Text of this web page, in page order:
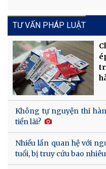
TƯ VẤN PHÁP LUẬT
Không tự nguyện thi
tiền lãi?
Nhiều lần quan hệ với
tuổi, bị truy cứu bao